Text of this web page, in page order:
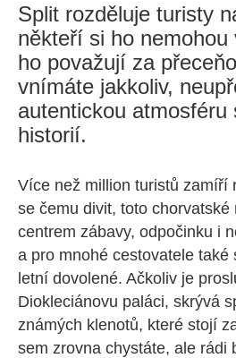
Split rozděluje turisty
někteří si ho
ho považují za
vnímáte jakkoliv,
autentickou atmosféru
historií.
Více než million turistů zamíří
se čemu divit, toto chorvatské
centrem zábavy, odpočinku i
a pro mnohé cestovatele také
letní dovolené. Ačkoliv je
Diokleciánovu paláci, skrývá
známých klenotů, které stojí
sem zrovna chystáte, ale rádi